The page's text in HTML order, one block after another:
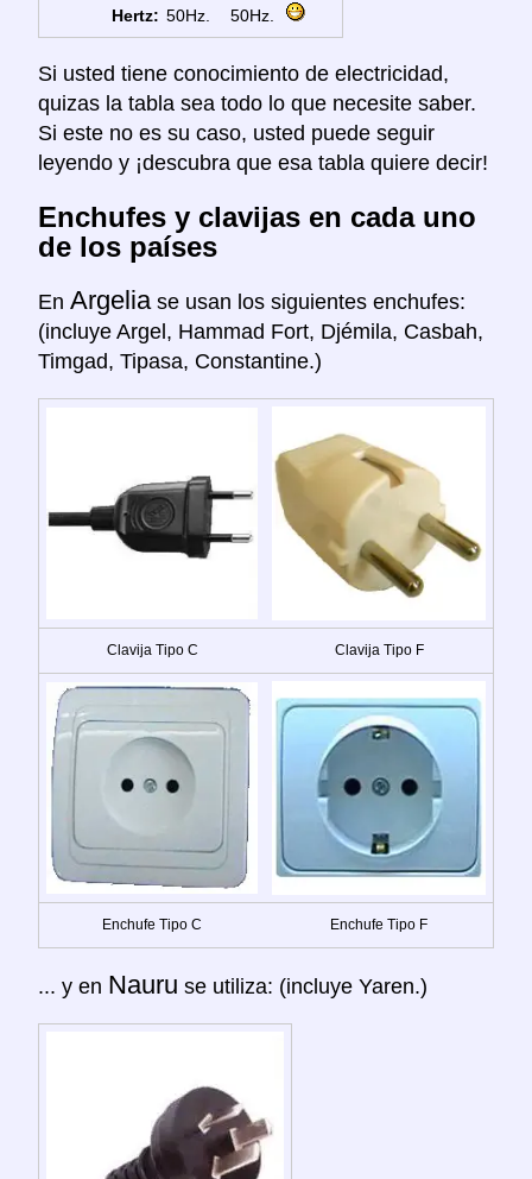
Hertz: 50Hz. 50Hz.
Si usted tiene conocimiento de electricidad,
quizas la tabla sea todo lo que necesite saber.
Si este no es su caso, usted puede seguir
leyendo y ¡descubra que esa tabla quiere decir!
Enchufes y clavijas en cada uno
de los países
En Argelia se usan los siguientes enchufes:
(incluye Argel, Hammad Fort, Djémila, Casbah,
Timgad, Tipasa, Constantine.)
Clavija Tipo C Clavija Tipo F
Enchufe Tipo C Enchufe Tipo F
... y en Nauru se utiliza: (incluye Yaren.)